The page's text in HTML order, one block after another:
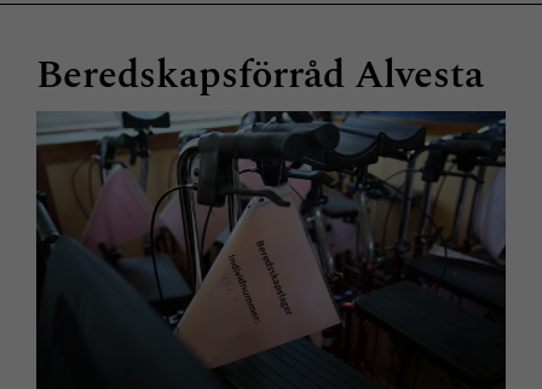
Beredskapsförråd Alvesta